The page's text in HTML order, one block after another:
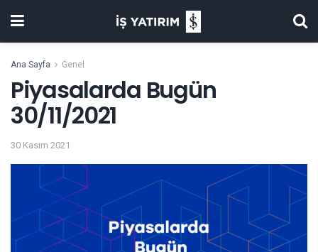
Ana Sayfa Genel
Piyasalarda Bugün
30/11/2021
30 Kasım 2021